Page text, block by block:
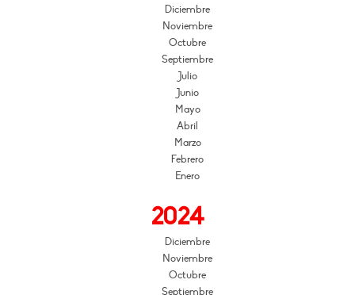
Diciembre
Noviembre
Octubre
Septiembre
Julio
Junio
Mayo
Abril
Marzo
Febrero
Enero
2024
Diciembre
Noviembre
Octubre
Septiembre